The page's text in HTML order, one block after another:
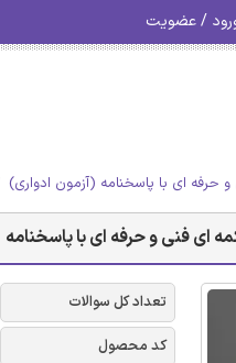
/ عضویت
و حرفه ای با پاسخنامه (آزمون ادواری)
ای فنی و حرفه ای با پاسخنامه
تعداد کل سوالات
کد محصول